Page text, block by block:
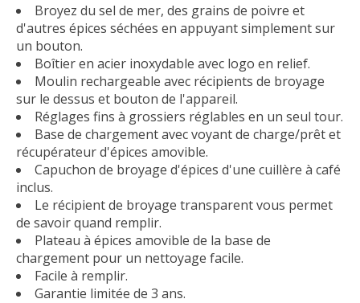
Broyez du sel de mer, des grains de poivre et
d'autres épices séchées en appuyant simplement sur
un bouton.
Boîtier en acier inoxydable avec logo en relief.
Moulin rechargeable avec récipients de broyage
sur le dessus et bouton de l'appareil.
Réglages fins à grossiers réglables en un seul tour.
Base de chargement avec voyant de charge/prêt et
récupérateur d'épices amovible.
Capuchon de broyage d'épices d'une cuillère à café
inclus.
Le récipient de broyage transparent vous permet
de savoir quand remplir.
Plateau à épices amovible de la base de
chargement pour un nettoyage facile.
Facile à remplir.
Garantie limitée de 3 ans.